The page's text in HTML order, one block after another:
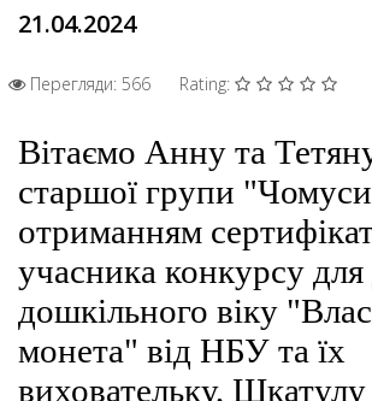
21.04.2024
Перегляди: 566 Rating:
Вітаємо Анну та
старшої групи
отриманням
учасника конкурсу для
дошкільного віку
монета" від НБУ та їх
виховательку,